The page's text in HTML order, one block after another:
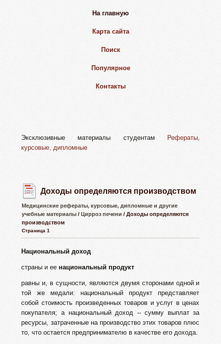
На главную
Карта сайта
Поиск
Популярное
Контакты
Эксклюзивные материалы студентам
Рефераты,
курсовые, дипломные
Доходы определяются производством
Медицинские рефераты, курсовые, дипломные и другие
учебные материалы / Цирроз печени / Доходы определяются
производством
Страница 1
Национальный доход
страны и ее национальный продукт
равны и, в сущности, являются двумя сторонами одной и
той же медали: национальный продукт представляет
собой стоимость произведенных товаров и услуг в ценах
покупателя; а национальный доход -- сумму выплат за
ресурсы, затраченные на производство этих товаров плюс
то, что остается предпринимателю в качестве его дохода.